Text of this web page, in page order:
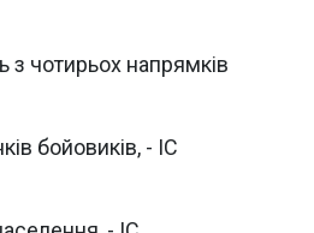
з чотирьох напрямків
бойовиків, - ІС